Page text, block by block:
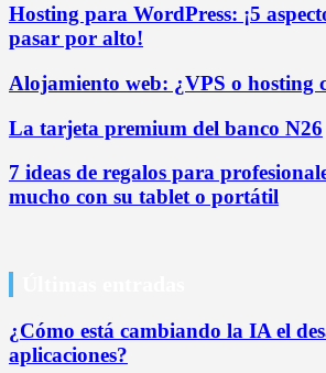
Hosting para WordPress: ¡5
pasar por alto!
Alojamiento web: ¿VPS o hosting
La tarjeta premium del banco N26
7 ideas de regalos para
mucho con su tablet o portátil
¿Cómo está cambiando la IA el
aplicaciones?